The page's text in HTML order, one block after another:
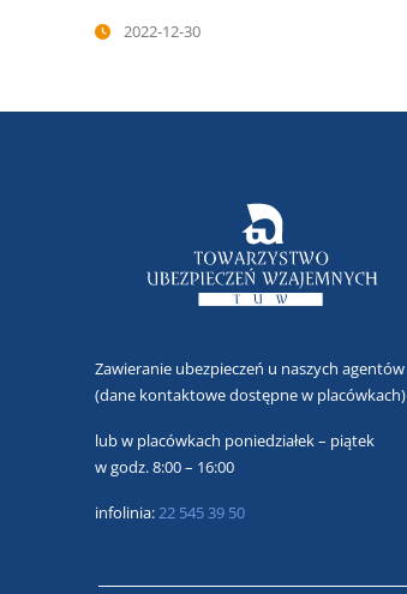
2022-12-30
Zawieranie ubezpieczeń u naszych agentów
(dane kontaktowe dostępne w placówkach)
lubw placówkach poniedziałek – piątek
w godz. 8:00 – 16:00
infolinia:22 545 39 50